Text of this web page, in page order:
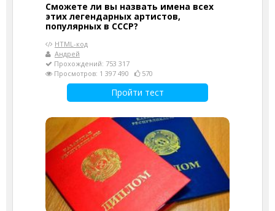
Сможете ли вы назвать имена всех
этих легендарных артистов,
популярных в СССР?
HTML-код
Андрей
Прохождений: 753 317
Просмотров: 1 397 490
570
Пройти тест